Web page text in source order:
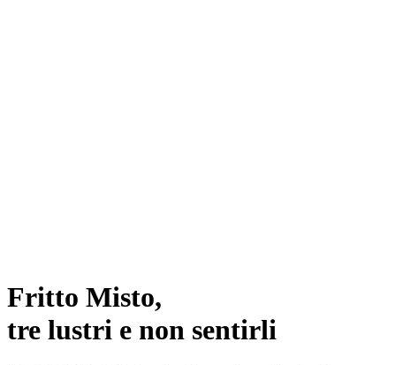
Fritto Misto,
tre lustri e non sentirli